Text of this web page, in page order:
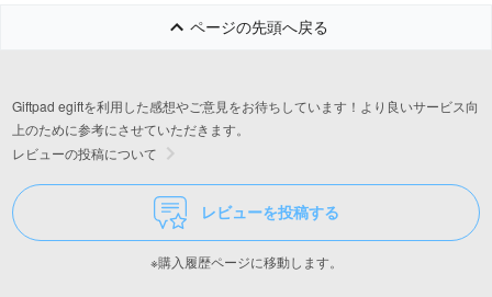
ページの先頭へ戻る
Giftpad egiftを利用した感想やご意見をお待ちしています！より良いサービス向
上のために参考にさせていただきます。
レビューの投稿について
レビューを投稿する
※購入履歴ページに移動します。